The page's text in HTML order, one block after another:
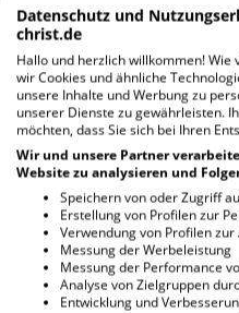
Lavendeltee
🙂🕊❤👌
Datenschutz und
christ.de
Hallo und herzlich willkommen!
wir Cookies und ähnliche
unsere Inhalte und Werbung zu
unserer Dienste zu gewährleisten.
möchten, dass Sie sich bei Ihren
Wir und unsere Partner
Website zu analysieren und
Speichern von oder Zugriff
Erstellung von Profilen zur
Verwendung von Profilen
Messung der Werbeleistung
Messung der Performance
Analyse von Zielgruppen
Entwicklung und